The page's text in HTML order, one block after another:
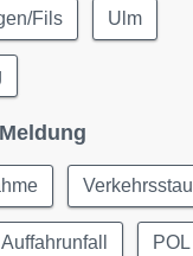
Fils Ulm
Verkehrsstau
Auffahrunfall POL